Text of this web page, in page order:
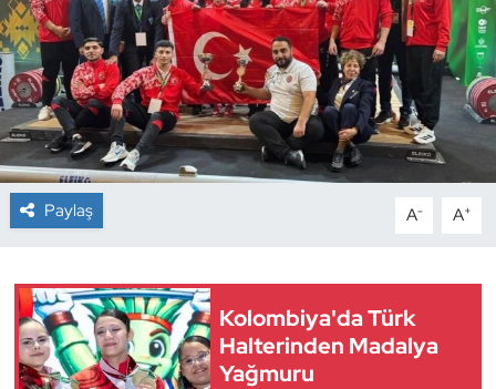
Paylaş A- A+
Kolombiya'da Türk
Halterinden Madalya
Yağmuru
Çim Hokeyi
Cimnastik
Curling
Dağcılık
Dövüş Sanatı
E-Spor